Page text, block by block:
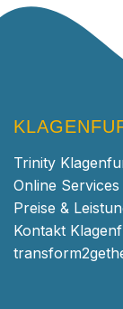
Trinity
Online Services
Preise &
Kontakt